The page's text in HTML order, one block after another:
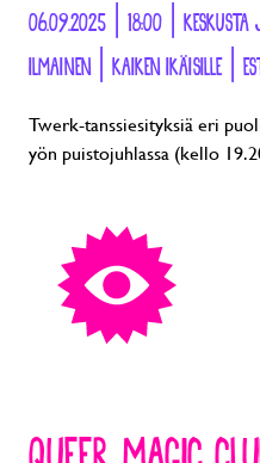
06.09.2025 | 18:00 | KESKUSTA
ILMAINEN | KAIKEN IKÄISILLE |
Twerk-tanssiesityksiä eri
yön puistojuhlassa (kello